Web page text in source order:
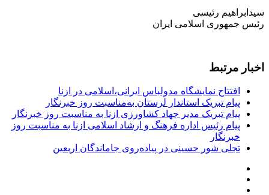
سیدابراهیم رئیسی
رئیس جمهوری اسلامی ایران
اخبار مرتبط
افتتاح نمایشگاه مدولباس ایرانی،اسلامی در ازنا
پیام تبریک استاندار لرستان به‌مناسبت روز خبرنگار
پیام تبریک مدیر جهاد کشاورزی ازنا به مناسبت روز خبرنگار
پیام رئیس اداره فرهنگ و ارشاد اسلامی ازنا به مناسبت روز
خبرنگار
تجلی شور حسینی در پیاده‌روی جاماندگان اربعین